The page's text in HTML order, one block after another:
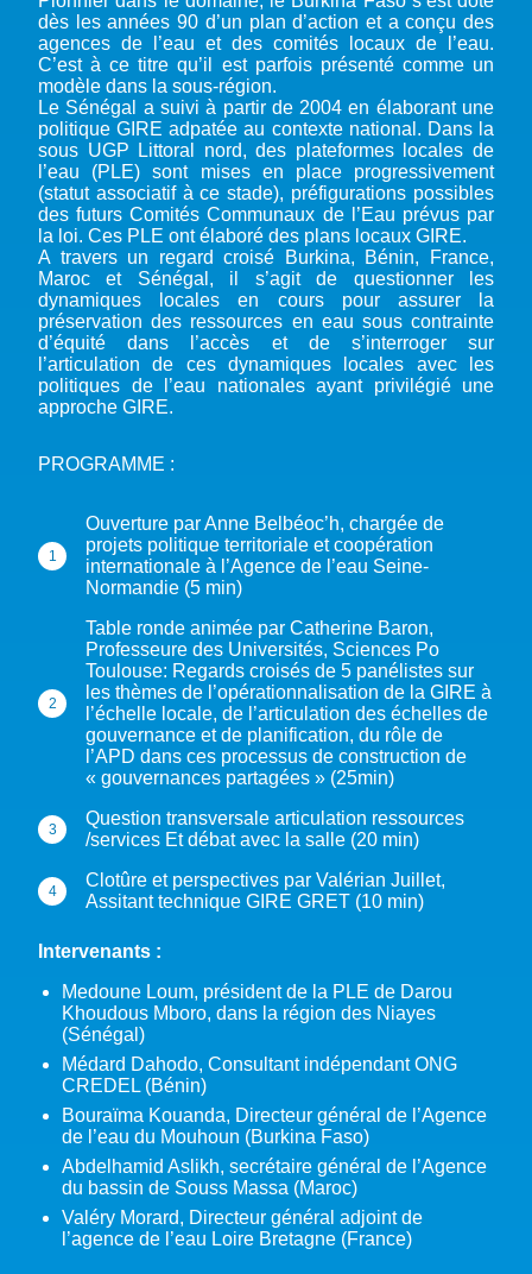
dès les années 90 d’un plan d’action et a conçu des
agences de l’eau et des comités locaux de l’eau.
C’est à ce titre qu’il est parfois présenté comme un
modèle dans la sous-région.
Le Sénégal a suivi à partir de 2004 en élaborant une
politique GIRE adpatée au contexte national. Dans la
sous UGP Littoral nord, des plateformes locales de
l’eau (PLE) sont mises en place progressivement
(statut associatif à ce stade), préfigurations possibles
des futurs Comités Communaux de l’Eau prévus par
la loi. Ces PLE ont élaboré des plans locaux GIRE.
A travers un regard croisé Burkina, Bénin, France,
Maroc et Sénégal, il s’agit de questionner les
dynamiques locales en cours pour assurer la
préservation des ressources en eau sous contrainte
d’équité dans l’accès et de s’interroger sur
l’articulation de ces dynamiques locales avec les
politiques de l’eau nationales ayant privilégié une
approche GIRE.
PROGRAMME :
Ouverture par Anne Belbéoc’h, chargée de
projets politique territoriale et coopération
internationale à l’Agence de l’eau Seine-
Normandie (5 min)
Table ronde animée par Catherine Baron,
Professeure des Universités, Sciences Po
Toulouse: Regards croisés de 5 panélistes sur
les thèmes de l’opérationnalisation de la GIRE à
l’échelle locale, de l’articulation des échelles de
gouvernance et de planification, du rôle de
l’APD dans ces processus de construction de
« gouvernances partagées » (25min)
Question transversale articulation ressources
/services Et débat avec la salle (20 min)
Clotûre et perspectives par Valérian Juillet,
Assitant technique GIRE GRET (10 min)
Intervenants :
Medoune Loum, président de la PLE de Darou
Khoudous Mboro, dans la région des Niayes
(Sénégal)
Médard Dahodo, Consultant indépendant ONG
CREDEL (Bénin)
Bouraïma Kouanda, Directeur général de l’Agence
de l’eau du Mouhoun (Burkina Faso)
Abdelhamid Aslikh, secrétaire général de l’Agence
du bassin de Souss Massa (Maroc)
Valéry Morard, Directeur général adjoint de
l’agence de l’eau Loire Bretagne (France)